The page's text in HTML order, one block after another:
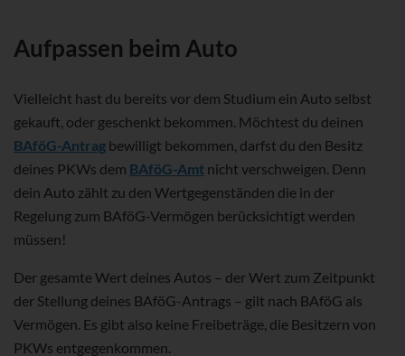
Aufpassen beim Auto
Vielleicht hast du bereits vor dem Studium ein Auto selbst
gekauft, oder geschenkt bekommen. Möchtest du deinen
BAföG-Antrag bewilligt bekommen, darfst du den Besitz
deines PKWs dem BAföG-Amt nicht verschweigen. Denn
dein Auto zählt zu den Wertgegenständen die in der
Regelung zum BAföG-Vermögen berücksichtigt werden
müssen!
Der gesamte Wert deines Autos – der Wert zum Zeitpunkt
der Stellung deines BAföG-Antrags – gilt nach BAföG als
Vermögen. Es gibt also keine Freibeträge, die Besitzern von
PKWs entgegenkommen.